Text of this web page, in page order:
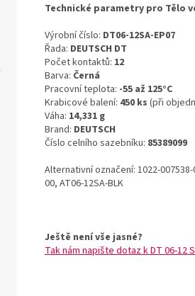
Technické parametry pro Tělo
Výrobní číslo: DT06-12SA-EP07
Řada: DEUTSCH DT
Počet kontaktů: 12
Barva: Černá
Pracovní teplota: -55 až 125°C
Krabicové balení: 450 ks (při
Váha: 14,331 g
Brand: DEUTSCH
Číslo celního sazebníku: 85389099
Alternativní označení: 1022-007538-
00, AT06-12SA-BLK
Ještě není vše jasné?
Tak nám napište dotaz k DT 06-12